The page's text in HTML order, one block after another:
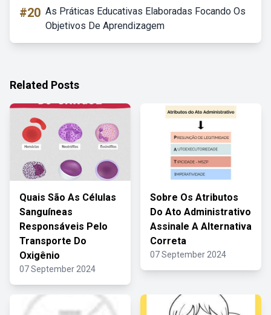
#20 As Práticas Educativas Elaboradas Focando Os
Objetivos De Aprendizagem
Related Posts
Quais São As Células
Sanguíneas
Responsáveis Pelo
Transporte Do
Oxigênio
07 September 2024
Sobre Os Atributos
Do Ato Administrativo
Assinale A Alternativa
Correta
07 September 2024